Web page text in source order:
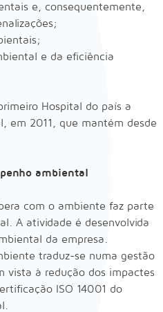
e, consequentemente,
e da eficiência
Hospital do país a
em 2011, que mantém desde
ambiental
com o ambiente faz parte
A atividade é desenvolvida
da empresa.
traduz-se numa gestão
vista à redução dos impactes
ISO 14001 do